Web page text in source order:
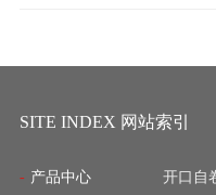
SITE INDEX 网站索引
产品中心
开口自